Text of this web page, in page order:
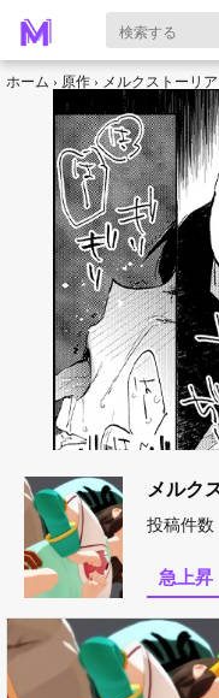
ホーム 原作 メルクストーリア
メルク
投稿件数
急上昇